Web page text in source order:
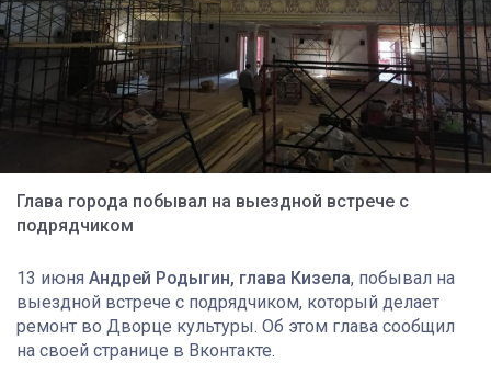
Глава города побывал на выездной встрече с
подрядчиком
13 июня Андрей Родыгин, глава Кизела, побывал на
выездной встрече с подрядчиком, который делает
ремонт во Дворце культуры. Об этом глава сообщил
на своей странице в Вконтакте.